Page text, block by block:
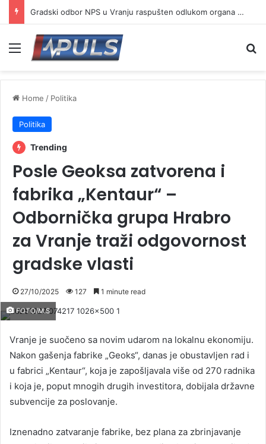
Gradski odbor NPS u Vranju raspušten odlukom organa stranke
Menu
Home / Politika
Politika
Trending
Posle Geoksa zatvorena i
fabrika „Kentaur“ –
Odbornička grupa Hrabro
za Vranje traži odgovornost
gradske vlasti
27/10/2025 127 1 minute read
FOTO/M.S
Vranje je suočeno sa novim udarom na lokalnu ekonomiju.
Nakon gašenja fabrike „Geoks“, danas je obustavljen rad i
u fabrici „Kentaur“, koja je zapošljavala više od 270 radnika
i koja je, poput mnogih drugih investitora, dobijala državne
subvencije za poslovanje.
Iznenadno zatvaranje fabrike, bez plana za zbrinjavanje